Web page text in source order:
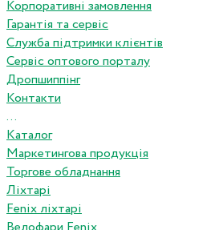
Корпоративні замовлення
Гарантія та сервіс
Служба підтримки клієнтів
Сервіс оптового порталу
Дропшиппінг
Контакти
...
Каталог
Маркетингова продукція
Торгове обладнання
Ліхтарі
Fenix ліхтарі